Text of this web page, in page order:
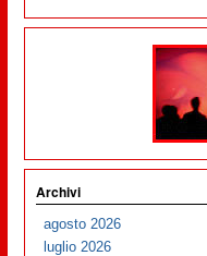
Archivi
agosto 2026
luglio 2026